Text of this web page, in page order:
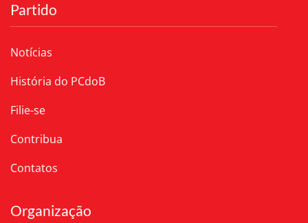
Partido
Notícias
História do PCdoB
Filie-se
Contribua
Contatos
Organização